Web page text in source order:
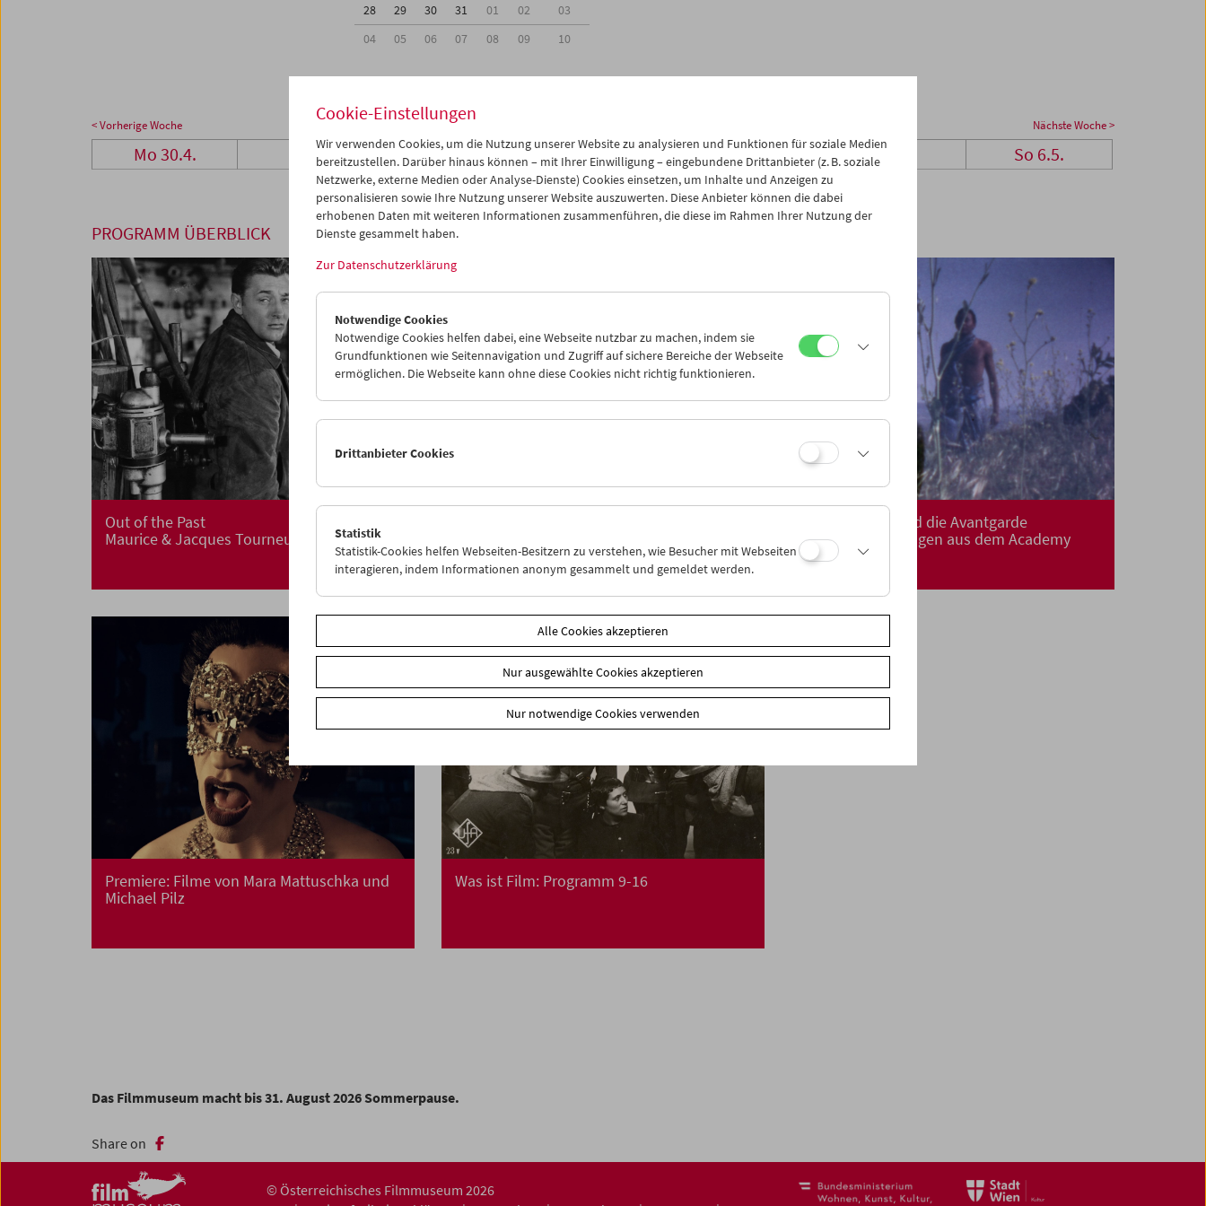
28
29 30 31 01 02
03
04
05 06 07 08 09 10
< Vorherige Woche Nächste Woche >
Mo 30.4. Di 1.5. Mi 2.5. Do 3.5. Fr 4.5. Sa 5.5. So 6.5.
PROGRAMM ÜBERBLICK
Out of the Past
Maurice & Jacques Tourneur
Die Academy und die Avantgarde
Filmrestaurierungen aus dem Academy
Film Archive
Premiere: Filme von Mara Mattuschka und
Michael Pilz
Was ist Film: Programm 9-16
Das Filmmuseum macht bis 31. August 2026 Sommerpause.
Share on
© Österreichisches Filmmuseum 2026
Cookie-Einstellungen
Wir verwenden Cookies, um die Nutzung unserer Website zu analysieren und Funktionen für soziale Medien
bereitzustellen. Darüber hinaus können – mit Ihrer Einwilligung – eingebundene Drittanbieter (z. B. soziale
Netzwerke, externe Medien oder Analyse-Dienste) Cookies einsetzen, um Inhalte und Anzeigen zu
personalisieren sowie Ihre Nutzung unserer Website auszuwerten. Diese Anbieter können die dabei
erhobenen Daten mit weiteren Informationen zusammenführen, die diese im Rahmen Ihrer Nutzung der
Dienste gesammelt haben.
Zur Datenschutzerklärung
Notwendige Cookies
Notwendige Cookies helfen dabei, eine Webseite nutzbar zu machen, indem sie
Grundfunktionen wie Seitennavigation und Zugriff auf sichere Bereiche der Webseite
ermöglichen. Die Webseite kann ohne diese Cookies nicht richtig funktionieren.
Drittanbieter Cookies
Statistik
Statistik-Cookies helfen Webseiten-Besitzern zu verstehen, wie Besucher mit Webseiten
interagieren, indem Informationen anonym gesammelt und gemeldet werden.
Alle Cookies akzeptieren
Nur ausgewählte Cookies akzeptieren
Nur notwendige Cookies verwenden